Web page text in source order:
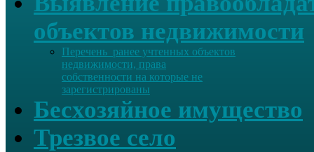
объектов недвижимости
Перечень ранее учтенных объектов
недвижимости, права
собственности на которые не
зарегистрированы
Бесхозяйное имущество
Трезвое село